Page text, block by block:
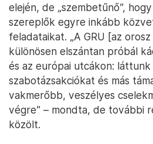
elején, de „szembetűnő”,
szereplők egyre inkább
feladataikat. „A GRU [az
különösen elszántan próbál
és az európai utcákon:
szabotázsakciókat és más
vakmerőbb, veszélyes
végre” – mondta, de további
közölt.